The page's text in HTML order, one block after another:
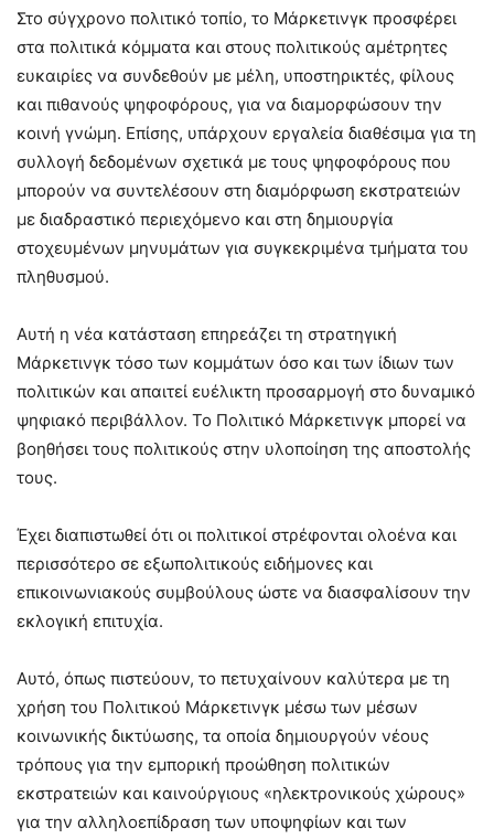
Στο σύγχρονο πολιτικό τοπίο, το Μάρκετινγκ προσφέρει
στα πολιτικά κόμματα και στους πολιτικούς αμέτρητες
ευκαιρίες να συνδεθούν με μέλη, υποστηρικτές, φίλους
και πιθανούς ψηφοφόρους, για να διαμορφώσουν την
κοινή γνώμη. Επίσης, υπάρχουν εργαλεία διαθέσιμα για τη
συλλογή δεδομένων σχετικά με τους ψηφοφόρους που
μπορούν να συντελέσουν στη διαμόρφωση εκστρατειών
με διαδραστικό περιεχόμενο και στη δημιουργία
στοχευμένων μηνυμάτων για συγκεκριμένα τμήματα του
πληθυσμού.
Αυτή η νέα κατάσταση επηρεάζει τη στρατηγική
Μάρκετινγκ τόσο των κομμάτων όσο και των ίδιων των
πολιτικών και απαιτεί ευέλικτη προσαρμογή στο δυναμικό
ψηφιακό περιβάλλον. Το Πολιτικό Μάρκετινγκ μπορεί να
βοηθήσει τους πολιτικούς στην υλοποίηση της αποστολής
τους.
Έχει διαπιστωθεί ότι οι πολιτικοί στρέφονται ολοένα και
περισσότερο σε εξωπολιτικούς ειδήμονες και
επικοινωνιακούς συμβούλους ώστε να διασφαλίσουν την
εκλογική επιτυχία.
Αυτό, όπως πιστεύουν, το πετυχαίνουν καλύτερα με τη
χρήση του Πολιτικού Μάρκετινγκ μέσω των μέσων
κοινωνικής δικτύωσης, τα οποία δημιουργούν νέους
τρόπους για την εμπορική προώθηση πολιτικών
εκστρατειών και καινούργιους «ηλεκτρονικούς χώρους»
για την αλληλοεπίδραση των υποψηφίων και των